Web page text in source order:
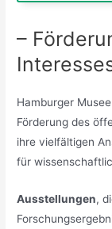
–
Hamburger
Förderung des
ihre vielfältigen
für
Ausstellungen,